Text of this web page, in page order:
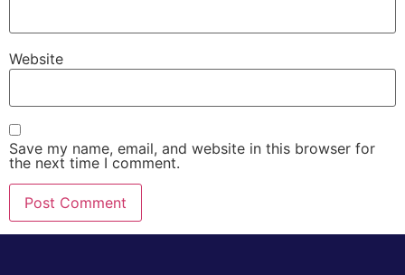
Website
Save my name, email, and website in this browser for
the next time I comment.